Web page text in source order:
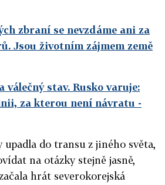
zbraní se nevzdáme ani za
Jsou životním zájmem země
válečný stav. Rusko varuje:
za kterou není návratu -
upadla do transu z jiného světa,
na otázky stejně jasně,
hrát severokorejská